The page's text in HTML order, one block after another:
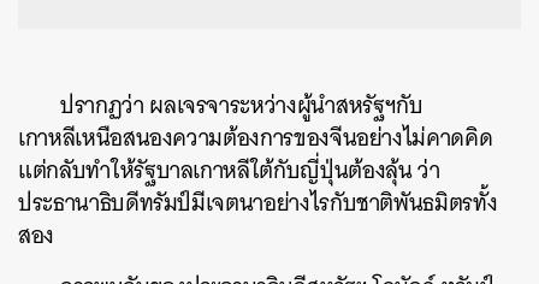
ปรากฏว่า ผลเจรจาระหว่างผู้นำสหรัฐฯกับ
เกาหลีเหนือสนองความต้องการของจีนอย่างไม่คาดคิด
แต่กลับทำให้รัฐบาลเกาหลีใต้กับญี่ปุ่นต้องลุ้น ว่า
ประธานาธิบดีทรัมป์มีเจตนาอย่างไรกับชาติพันธมิตรทั้ง
สอง